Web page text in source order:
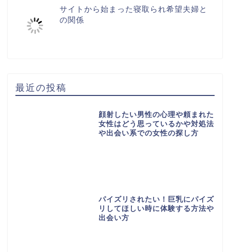
サイトから始まった寝取られ希望夫婦と
の関係
最近の投稿
顔射したい男性の心理や頼まれた
女性はどう思っているかや対処法
や出会い系での女性の探し方
パイズリされたい！巨乳にパイズ
リしてほしい時に体験する方法や
出会い方